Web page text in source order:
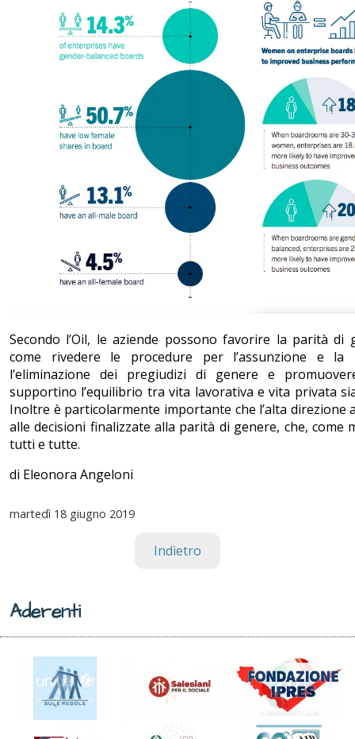
Secondo l’Oil, le aziende possono favorire la parità
come rivedere le procedure per l’assunzione e
l’eliminazione dei pregiudizi di genere e
supportino l’equilibrio tra vita lavorativa e vita privata
Inoltre è particolarmente importante che l’alta
alle decisioni finalizzate alla parità di genere, che,
tutti e tutte.
di Eleonora Angeloni
martedì 18 giugno 2019
Indietro
Aderenti